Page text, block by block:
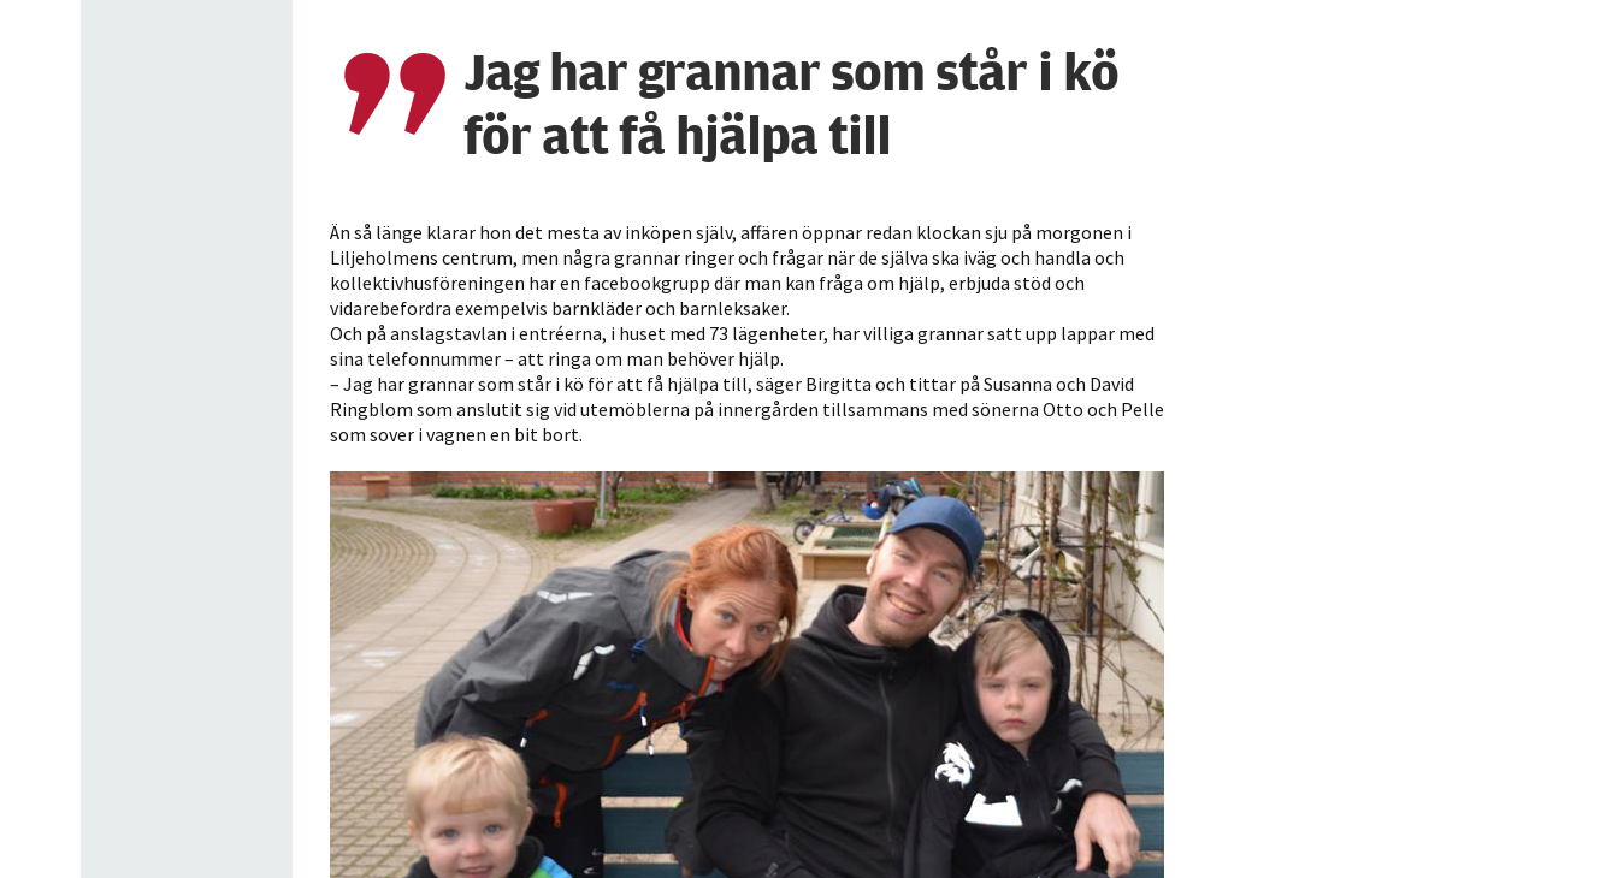
Jag har grannar som står i kö
för att få hjälpa till
Än så länge klarar hon det mesta av inköpen själv, affären öppnar redan klockan sju på morgonen i
Liljeholmens centrum, men några grannar ringer och frågar när de själva ska iväg och handla och
kollektivhusföreningen har en facebookgrupp där man kan fråga om hjälp, erbjuda stöd och
vidarebefordra exempelvis barnkläder och barnleksaker.
Och på anslagstavlan i entréerna, i huset med 73 lägenheter, har villiga grannar satt upp lappar med
sina telefonnummer – att ringa om man behöver hjälp.
– Jag har grannar som står i kö för att få hjälpa till, säger Birgitta och tittar på Susanna och David
Ringblom som anslutit sig vid utemöblerna på innergården tillsammans med sönerna Otto och Pelle
som sover i vagnen en bit bort.
Marknadsföring
Genom att dela
med dig av dina
intressen och ditt
chansen att få se
personligt
anpassat innehåll